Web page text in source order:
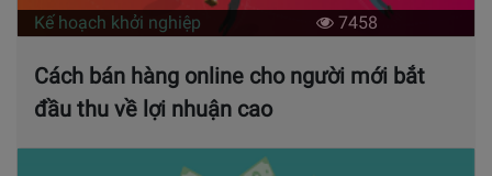
Kế hoạch khởi nghiệp 7458
Cách bán hàng online cho người mới bắt
đầu thu về lợi nhuận cao